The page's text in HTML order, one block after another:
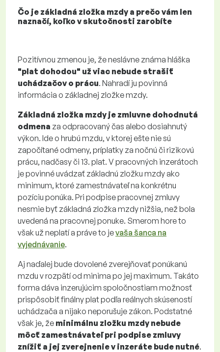
Čo je základná zložka mzdy a prečo vám len
naznačí, koľko v skutočnosti zarobíte
Pozitívnou zmenou je, že neslávne známa hláška
"plat dohodou" už viac nebude strašiť
uchádzačov o prácu. Nahradí ju povinná
informácia o základnej zložke mzdy.
Základná zložka mzdy je zmluvne dohodnutá
odmena za odpracovaný čas alebo dosiahnutý
výkon. Ide o hrubú mzdu, v ktorej ešte nie sú
započítané odmeny, príplatky za nočnú či rizikovú
prácu, nadčasy či 13. plat. V pracovných inzerátoch
je povinné uvádzať základnú zložku mzdy ako
minimum, ktoré zamestnávateľ na konkrétnu
pozíciu ponúka. Pri podpise pracovnej zmluvy
nesmie byť základná zložka mzdy nižšia, než bola
uvedená na pracovnej ponuke. Smerom hore to
však už neplatí a práve to jevaša šanca na
vyjednávanie.
Aj naďalej bude dovolené zverejňovať ponúkanú
mzdu v rozpätí od minima po jej maximum. Takáto
forma dáva inzerujúcim spoločnostiam možnosť
prispôsobiť finálny plat podľa reálnych skúseností
uchádzača a nijako neporušuje zákon. Podstatné
však je, že minimálnu zložku mzdy nebude
môcť zamestnávateľ pri podpise zmluvy
znížiť a jej zverejnenie v inzeráte bude nutné.